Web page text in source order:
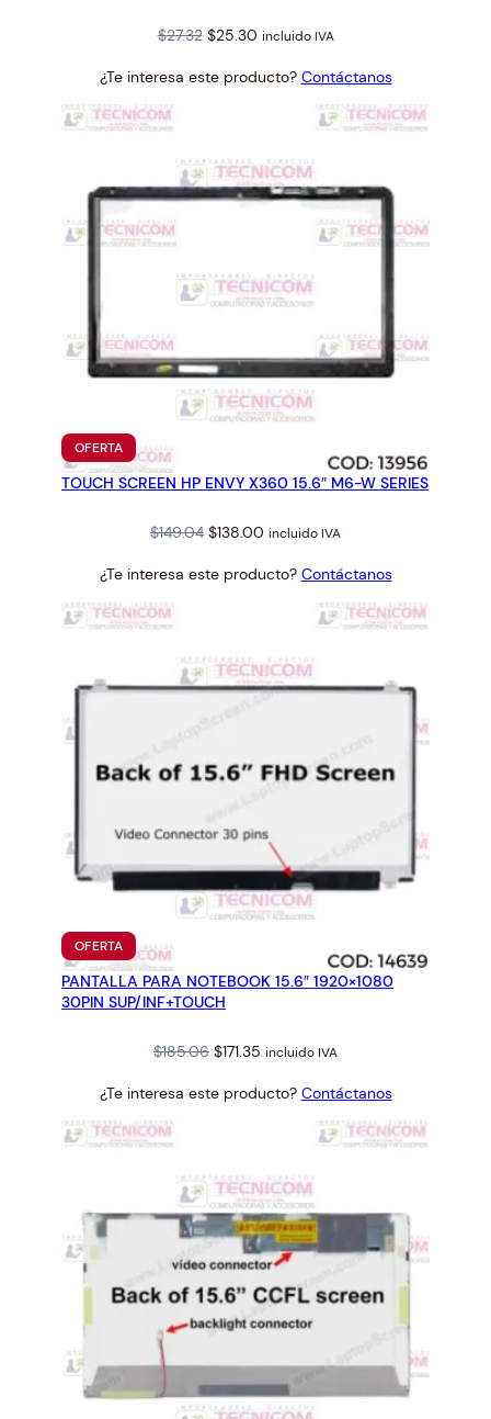
$27.32 Original
was:
$25.30Current
is:
incluido IVA
¿Te interesa este producto? Contáctanos
OFERTAPRODUCTO
EN
OFERTA
TOUCH SCREEN HP ENVY X360 15.6″ M6-W SERIES
$149.04 Original
was:
$138.00 Current
is:
$138.00.
incluido IVA
¿Te interesa este producto? Contáctanos
OFERTAPRODUCTO
EN
OFERTA
PANTALLA PARA NOTEBOOK 15.6″ 1920×1080
30PIN SUP/INF+TOUCH
$185.06 Original
was:
$171.35 Current
is:
incluido IVA
¿Te interesa este producto? Contáctanos